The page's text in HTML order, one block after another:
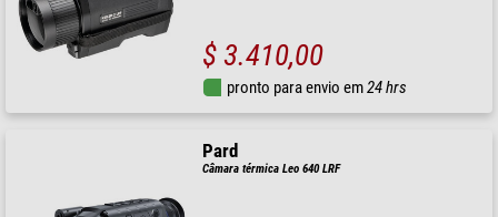
$ 3.410,00
pronto para envio em24 hrs
Pard
Câmara térmica Leo 640 LRF